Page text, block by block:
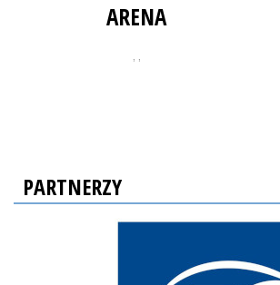
ARENA
, ,
PARTNERZY